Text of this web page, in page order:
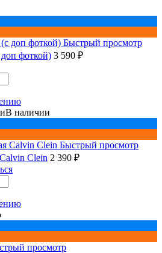
Быстрый просмотр
доп фоткой) 3 590 ₽
В наличии
Быстрый просмотр
Сalvin Сlein 2 390 ₽
просмотр